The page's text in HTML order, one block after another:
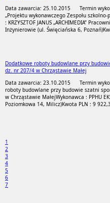
Data zawarcia: 25.10.2015 Termin
„Projektu wykonawczego Zespołu
: KRZYSZTOF JANUS „ARCHIMEDIA”
Inżynierowie (ul. Święciańska 6, Poznań)
Dodatkowe roboty budowlane przy
dz. nr 207/4 w Chrząstawie Małej
Data zawarcia: 23.10.2015 Termin
roboty budowlane przy budowie szatni
w Chrząstawie MałejWykonawca : PPHU
Poziomkowa 14, Milicz)Kwota PLN : 9
1
2
3
4
5
6
7